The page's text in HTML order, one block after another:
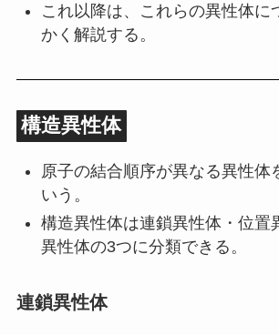
これ以降は、これらの異性体に
かく解説する。
構造異性体
原子の結合順序が異なる異性体
いう。
構造異性体は連鎖異性体・位置
異性体の3つに分類できる。
連鎖異性体